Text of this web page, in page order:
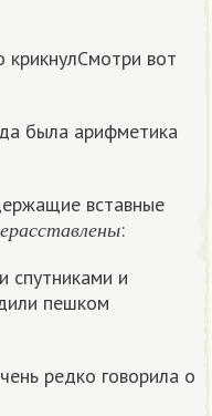
вот
была арифметика
вставные
е р а с с т а вл е н ы
ерасстав лены
:
спутниками и
пешком
редко говорила о